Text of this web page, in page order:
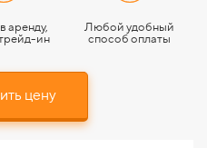
аренду,
ин
Любой удобный
способ оплаты
цену